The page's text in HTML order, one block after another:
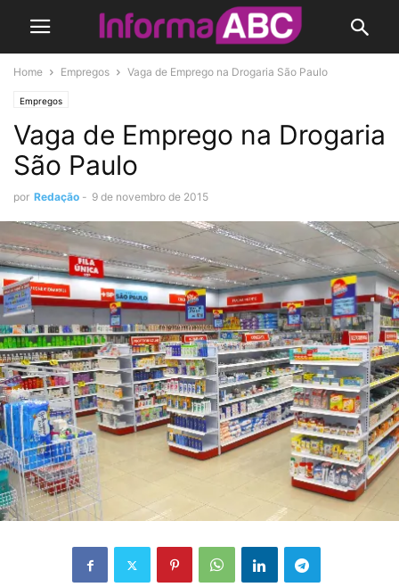
Home Empregos Vaga de Emprego na Drogaria São Paulo
Empregos
Vaga de Emprego na Drogaria
São Paulo
por Redação - 9 de novembro de 2015